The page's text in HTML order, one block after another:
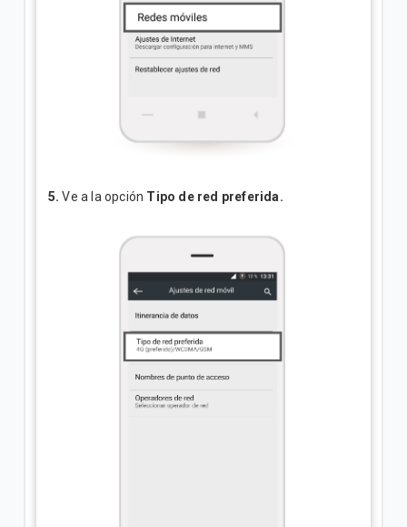
5. Ve a la opción Tipo de red preferida.